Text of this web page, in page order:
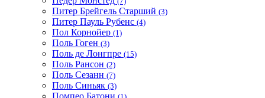
Питер Брейгель Старший (3)
Питер Пауль Рубенс (4)
Пол Корнойер (1)
Поль Гоген (3)
Поль де Лонгпре (15)
Поль Рансон (2)
Поль Сезанн (7)
Поль Синьяк (3)
Помпео Батони